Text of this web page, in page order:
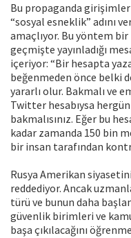
Bu propaganda
“sosyal esneklik” adını
amaçlıyor. Bu yöntem
geçmişte yayınladığı
içeriyor: “Bir hesapta
beğenmeden önce belki
yararlı olur. Bakmalı ve
Twitter hesabıysa
bakmalısınız. Eğer bu
kadar zamanda 150 bin
bir insan tarafından
Rusya Amerikan
reddediyor. Ancak
türü ve bunun daha
güvenlik birimleri ve
başa çıkılacağını